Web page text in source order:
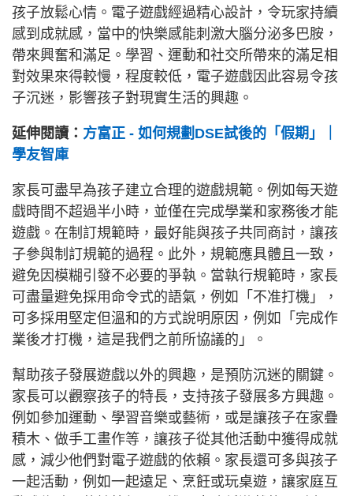
孩子放鬆心情。電子遊戲經過精心設計，令玩家持續
感到成就感，當中的快樂感能刺激大腦分泌多巴胺，
帶來興奮和滿足。學習、運動和社交所帶來的滿足相
對效果來得較慢，程度較低，電子遊戲因此容易令孩
子沉迷，影響孩子對現實生活的興趣。
延伸閱讀： 方富正 - 如何規劃DSE試後的「假期」｜
學友智庫
家長可盡早為孩子建立合理的遊戲規範。例如每天遊
戲時間不超過半小時，並僅在完成學業和家務後才能
遊戲。在制訂規範時，最好能與孩子共同商討，讓孩
子參與制訂規範的過程。此外，規範應具體且一致，
避免因模糊引發不必要的爭執。當執行規範時，家長
可盡量避免採用命令式的語氣，例如「不准打機」，
可多採用堅定但溫和的方式說明原因，例如「完成作
業後才打機，這是我們之前所協議的」。
幫助孩子發展遊戲以外的興趣，是預防沉迷的關鍵。
家長可以觀察孩子的特長，支持孩子發展多方興趣。
例如參加運動、學習音樂或藝術，或是讓孩子在家疊
積木、做手工畫作等，讓孩子從其他活動中獲得成就
感，減少他們對電子遊戲的依賴。家長還可多與孩子
一起活動，例如一起遠足、烹飪或玩桌遊，讓家庭互